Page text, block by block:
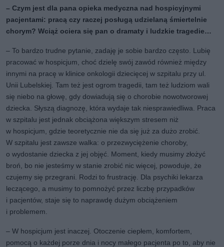
– Czym jest dla pana opieka medyczna nad hospicyjnymi
pacjentami: pracą czy raczej posługą udzielaną śmiertelnie
chorym? Wciąż ociera się pan o dramaty i ludzkie tragedie…
– To bardzo trudne pytanie, zadaję je sobie bardzo często. Lubię
pracować w hospicjum, choć dzielę swój zawód również między
innymi na pracę w klinice onkologii dziecięcej w szpitalu przy ul.
Unii Lubelskiej. Tam też jest ogrom tragedii, tam też ludziom wali
się niebo na głowę, gdy dowiadują się o chorobie nowotworowej
dziecka. Słyszą diagnozę, która wydaje tak niesprawiedliwa. Praca
w szpitalu jest jednak obciążona większym stresem niż
w hospicjum, gdzie teoretycznie nie da się już za dużo zrobić.
W szpitalu jest zawsze walka: o przezwyciężenie choroby,
o wydostanie dziecka z jej objęć. Moment, kiedy musimy złożyć
broń, bo nie jesteśmy w stanie zrobić nic więcej, powoduje, że
czujemy się przegrani. Rodzi to frustrację. Dla psychiki lekarza
leczącego, a musimy to pomnożyć przez liczbę przypadków
i pacjentów, staje się to naprawdę dużym obciążeniem
i problemem.
– W hospicjum jest inaczej. Otoczenie ciepłem, komfortem,
pomocą o każdej porze dnia i nocy małego pacjenta po to, aby nie